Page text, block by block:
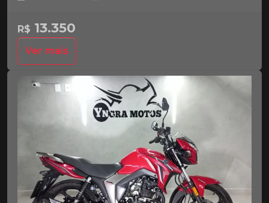
R$ 13.350
Ver mais